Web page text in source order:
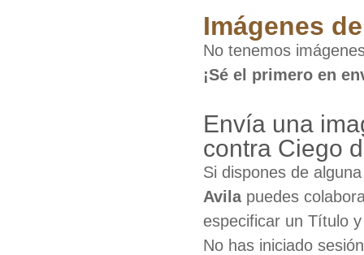
Imágenes
No tenemos
¡Sé el primero en
Envía una
contra Ciego
Si dispones de
Avilapuedes
especificar un Título
No has iniciado